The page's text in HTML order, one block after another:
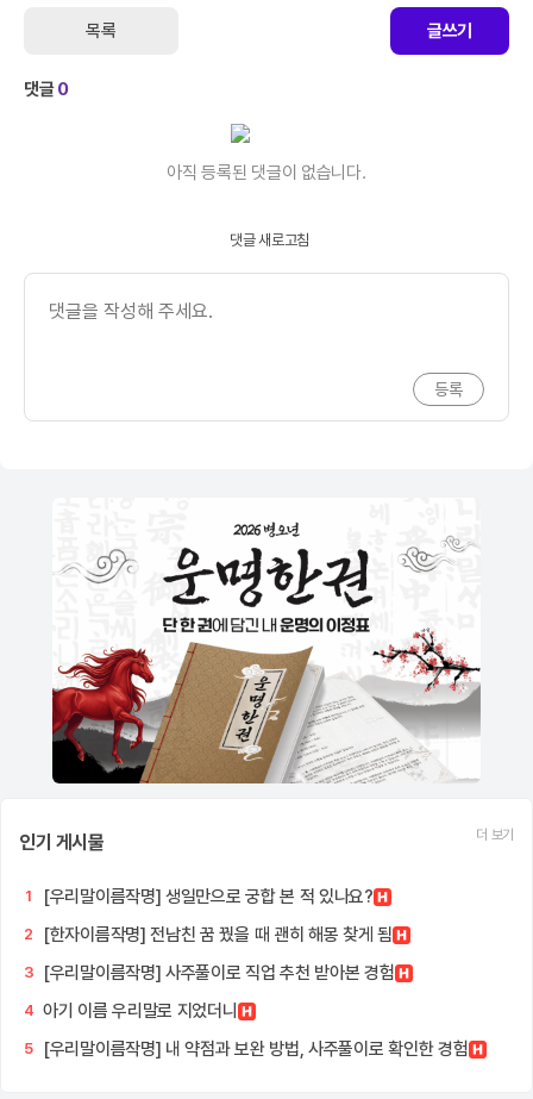
목록 글쓰기
댓글0
아직 등록된 댓글이 없습니다.
댓글 새로고침
인기 게시물 더 보기
1 [우리말이름작명] 생일만으로 궁합 본 적 있나요?
2 [한자이름작명] 전남친 꿈 꿨을 때 괜히 해몽 찾게 됨
3 [우리말이름작명] 사주풀이로 직업 추천 받아본 경험
4 아기 이름 우리말로 지었더니
5 [우리말이름작명] 내 약점과 보완 방법, 사주풀이로 확인한 경험